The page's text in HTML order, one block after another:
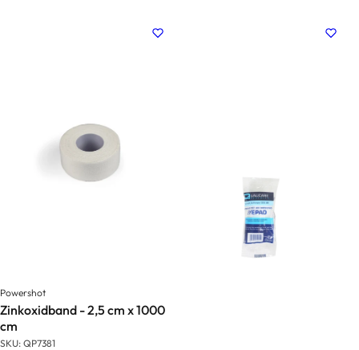
Powershot
Zinkoxidband - 2,5 cm x 1000
cm
SKU: QP7381